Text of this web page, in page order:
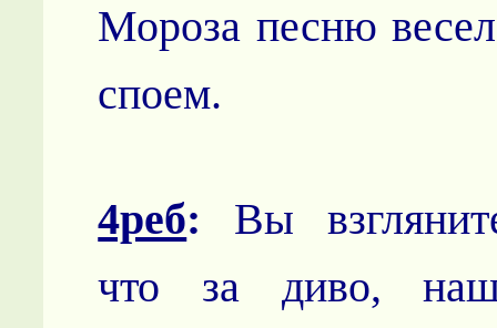
Мороза песню
споем.
4реб: Вы
что за диво,